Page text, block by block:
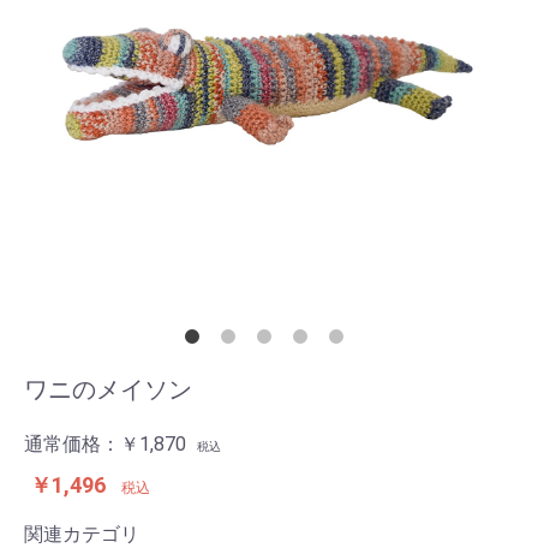
ワニのメイソン
通常価格： ￥1,870 税込
￥1,496 税込
関連カテゴリ